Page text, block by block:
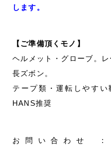
します。
【ご準備頂くモノ】
ヘルメット・グローブ。
長ズボン。
テープ類・運転しやす
HANS推奨
お問い合わせ :